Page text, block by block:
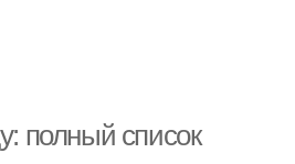
полный список